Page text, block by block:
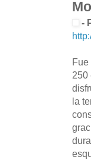
-
Fue
250
la